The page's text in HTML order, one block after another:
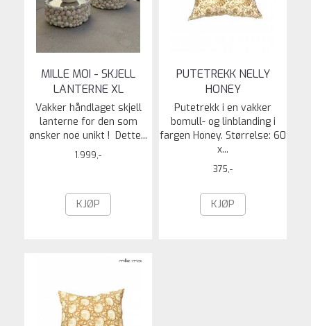
MILLE MOI - SKJELL
LANTERNE XL
Vakker håndlaget skjell
lanterne for den som
ønsker noe unikt ! Dette...
1.999,-
KJØP
PUTETREKK NELLY
HONEY
Putetrekk i en vakker
bomull- og linblanding i
fargen Honey. Størrelse: 60
x...
375,-
KJØP